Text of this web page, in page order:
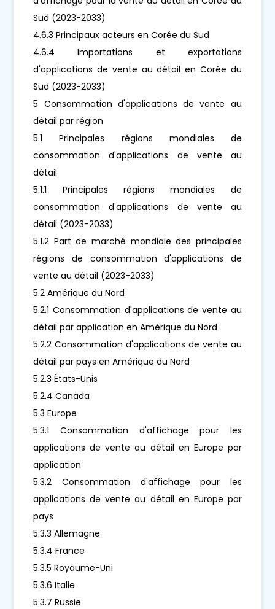
Sud (2023-2033)
4.6.3 Principaux acteurs en Corée du Sud
4.6.4 Importations et exportations
d'applications de vente au détail en Corée du
Sud (2023-2033)
5 Consommation d'applications de vente au
détail par région
5.1 Principales régions mondiales de
consommation d'applications de vente au
détail
5.1.1 Principales régions mondiales de
consommation d'applications de vente au
détail (2023-2033)
5.1.2 Part de marché mondiale des principales
régions de consommation d'applications de
vente au détail (2023-2033)
5.2 Amérique du Nord
5.2.1 Consommation d'applications de vente au
détail par application en Amérique du Nord
5.2.2 Consommation d'applications de vente au
détail par pays en Amérique du Nord
5.2.3 États-Unis
5.2.4 Canada
5.3 Europe
5.3.1 Consommation d'affichage pour les
applications de vente au détail en Europe par
application
5.3.2 Consommation d'affichage pour les
applications de vente au détail en Europe par
pays
5.3.3 Allemagne
5.3.4 France
5.3.5 Royaume-Uni
5.3.6 Italie
5.3.7 Russie